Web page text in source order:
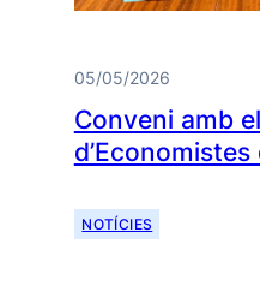
05/05/2026
Conveni amb el
NOTÍCIES